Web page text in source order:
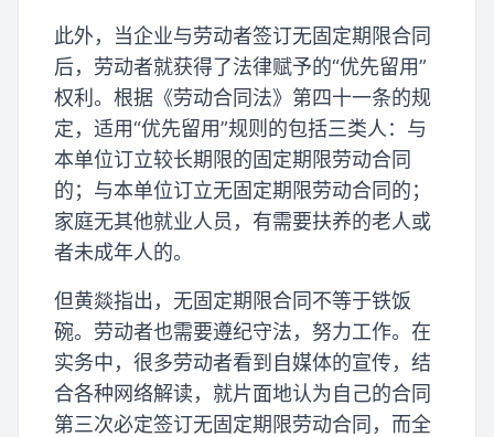
此外，当企业与劳动者签订无固定期限合同
后，劳动者就获得了法律赋予的“优先留用”
权利。根据《劳动合同法》第四十一条的规
定，适用“优先留用”规则的包括三类人：与
本单位订立较长期限的固定期限劳动合同
的；与本单位订立无固定期限劳动合同的；
家庭无其他就业人员，有需要扶养的老人或
者未成年人的。
但黄燚指出，无固定期限合同不等于铁饭
碗。劳动者也需要遵纪守法，努力工作。在
实务中，很多劳动者看到自媒体的宣传，结
合各种网络解读，就片面地认为自己的合同
第三次必定签订无固定期限劳动合同，而全